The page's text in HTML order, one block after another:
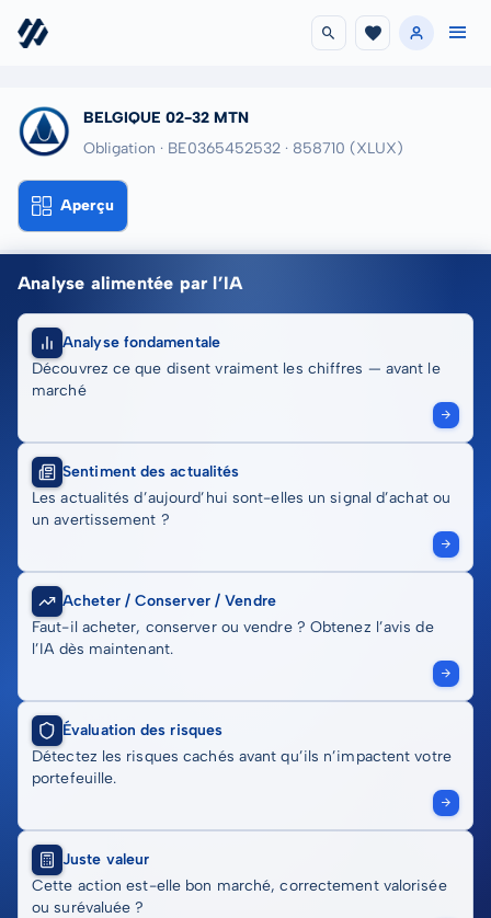
BELGIQUE 02-32 MTN
Obligation · BE0365452532 · 858710 (XLUX)
Aperçu
Analyse alimentée par l’IA
Analyse fondamentale
Découvrez ce que disent vraiment les chiffres — avant le
marché
Sentiment des actualités
Les actualités d’aujourd’hui sont-elles un signal d’achat ou
un avertissement ?
Acheter / Conserver / Vendre
Faut-il acheter, conserver ou vendre ? Obtenez l’avis de
l’IA dès maintenant.
Évaluation des risques
Détectez les risques cachés avant qu’ils n’impactent votre
portefeuille.
Juste valeur
Cette action est-elle bon marché, correctement valorisée
ou surévaluée ?